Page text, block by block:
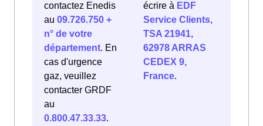
contactez Enedis
au 09.726.750 +
n° de votre
département. En
cas d'urgence
gaz, veuillez
contacter GRDF
au
0.800.47.33.33.
écrire à EDF
Service Clients,
TSA 21941,
62978 ARRAS
CEDEX 9,
France.